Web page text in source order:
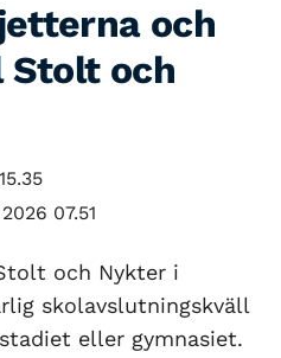
och
och
07.51
och Nykter i
skolavslutningskväll
eller gymnasiet.